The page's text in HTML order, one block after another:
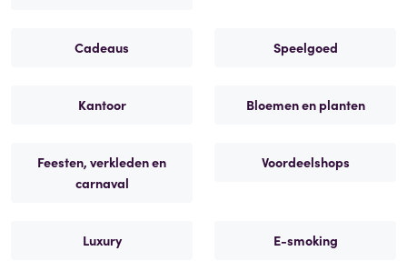
Cadeaus Speelgoed
Kantoor Bloemen en planten
Feesten, verkleden en
carnaval
Voordeelshops
Luxury E-smoking